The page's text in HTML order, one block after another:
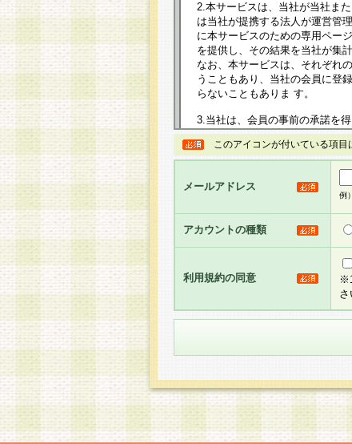
2.本サービスは、当社が当社ま
は当社が提携する法人が運営管
に本サービスのための専用ペー
を提供し、その結果を当社が集
なお、本サービスは、それぞれ
うこともあり、当社の会員に登
らないこともありま す。
3.当社は、会員の事前の承諾を
規約を任意に制定、変更または
は、本規約においては本サイト
して告知の案内を配信または本
るものとします。
5.当社がお聞きする個人情報は
のと考えております。従って、
合には、当社はその個人情報を
社の取扱商品やサービス等をご
い。
6.当社は、お客様から当社が保
められた場合には、ご本人様で
せ先となります。
第2条 会員の資格
1.会員とは、本規約等を承諾の
このアイコンが付いている項目
メールアドレス
例
アカウントの種類
利用規約の同意
さ